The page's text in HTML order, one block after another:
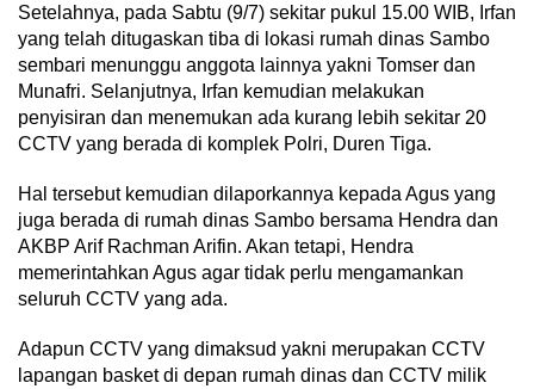
Setelahnya, pada Sabtu (9/7) sekitar pukul 15.00 WIB, Irfan
yang telah ditugaskan tiba di lokasi rumah dinas Sambo
sembari menunggu anggota lainnya yakni Tomser dan
Munafri. Selanjutnya, Irfan kemudian melakukan
penyisiran dan menemukan ada kurang lebih sekitar 20
CCTV yang berada di komplek Polri, Duren Tiga.
Hal tersebut kemudian dilaporkannya kepada Agus yang
juga berada di rumah dinas Sambo bersama Hendra dan
AKBP Arif Rachman Arifin. Akan tetapi, Hendra
memerintahkan Agus agar tidak perlu mengamankan
seluruh CCTV yang ada.
Adapun CCTV yang dimaksud yakni merupakan CCTV
lapangan basket di depan rumah dinas dan CCTV milik